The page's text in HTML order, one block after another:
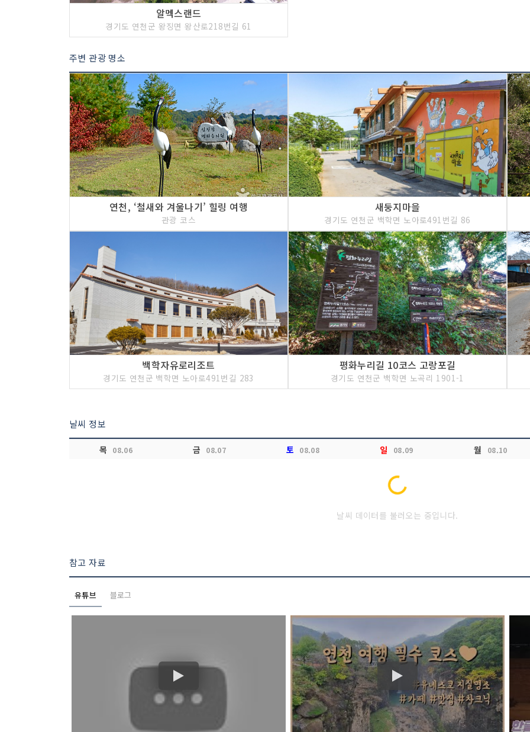
알멕스랜드
경기도 연천군 왕징면 왕산로218번길 61
주변 관광 명소
연천, ‘철새와 겨울나기’ 힐링 여행
관광 코스
새둥지마을
경기도 연천군 백학면 노아로491번길 86
백학자유로리조트
경기도 연천군 백학면 노아로491번길 283
평화누리길 10코스 고랑포길
경기도 연천군 백학면 노곡리 1901-1
날씨 정보
목 08.06 금 08.07 토 08.08 일 08.09 월 08.10
Loading...
날씨 데이터를 불러오는 중입니다.
참고 자료
유튜브 블로그